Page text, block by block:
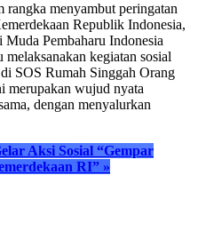
menyambut peringatan
Republik Indonesia,
Pembaharu Indonesia
kegiatan sosial
SOS Rumah Singgah Orang
merupakan wujud nyata
dengan menyalurkan
Aksi Sosial “Gempar
RI” »